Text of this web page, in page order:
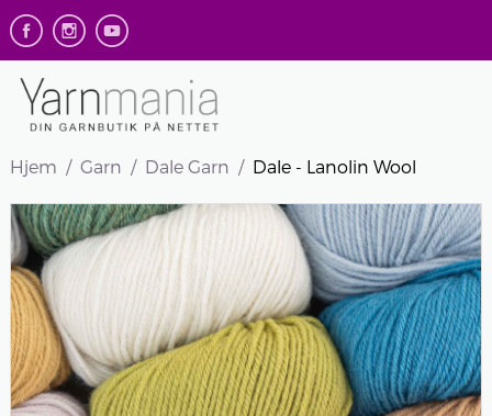
Hjem Garn Dale Garn Dale - Lanolin Wool